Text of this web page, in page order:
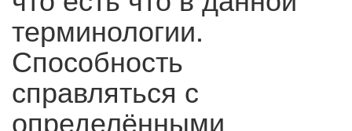
терминологии.
Способность
справляться с
определёнными